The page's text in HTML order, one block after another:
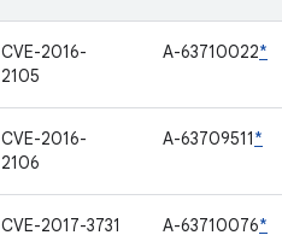
CVE-2016-
2105
A-63710022*
CVE-2016-
2106
A-63709511*
CVE-2017-3731 A-63710076*